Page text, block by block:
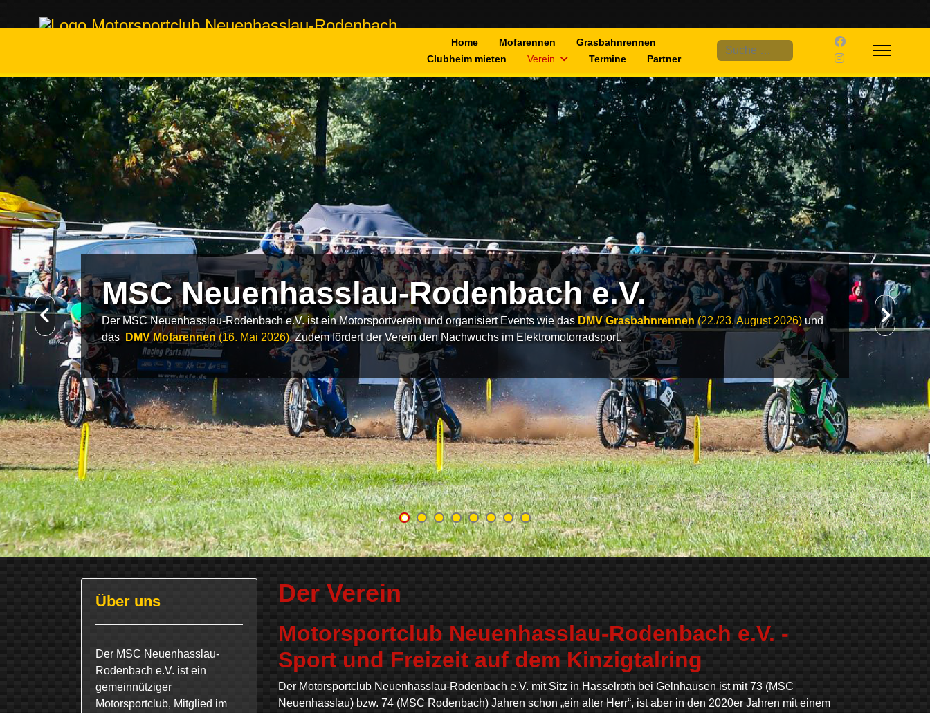
Home Mofarennen
Grasbahnrennen
Clubheim mieten
Verein Termine Partner
Suchen
MSC Neuenhasslau-Rodenbach e.V.
Der MSC Neuenhasslau-Rodenbach e.V. ist ein Motorsportverein und organisiert Events wie das DMV Grasbahnrennen (22./23. August 2026) und
das
DMV Mofarennen(16. Mai 2026). Zudem fördert der Verein den Nachwuchs im Elektromotorradsport.
Über uns
Der MSC Neuenhasslau-
Rodenbach e.V. ist ein
gemeinnütziger
Motorsportclub, Mitglied im
Der Verein
Motorsportclub Neuenhasslau-Rodenbach e.V. -
Sport und Freizeit auf dem Kinzigtalring
Der Motorsportclub Neuenhasslau-Rodenbach e.V. mit Sitz in Hasselroth bei Gelnhausen ist mit 73 (MSC
Neuenhasslau) bzw. 74 (MSC Rodenbach) Jahren schon „ein alter Herr“, ist aber in den 2020er Jahren mit einem